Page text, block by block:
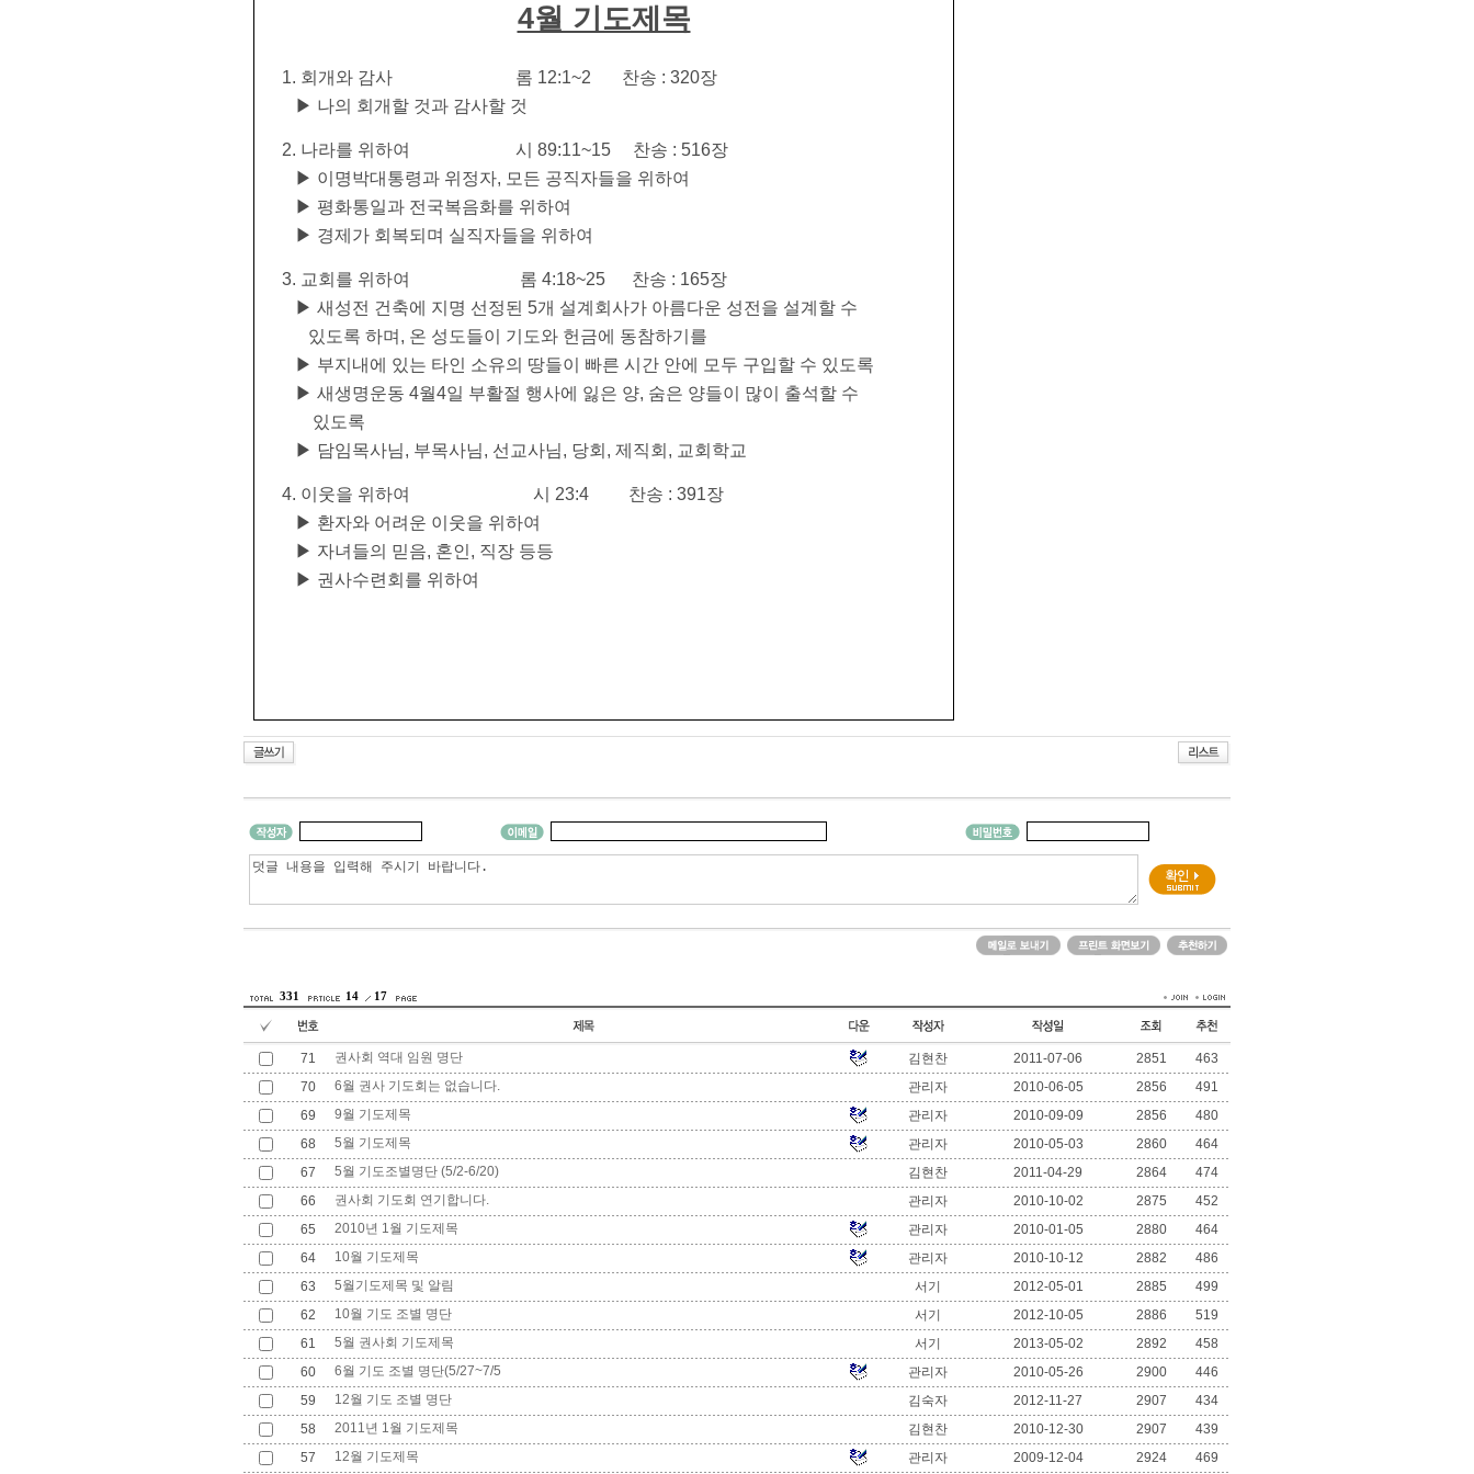
4월 기도제목
1. 회개와 감사 롬 12:1~2 찬송 : 320장
▶ 나의 회개할 것과 감사할 것
2. 나라를 위하여 시 89:11~15 찬송 : 516장
▶ 이명박대통령과 위정자, 모든 공직자들을 위하여
▶ 평화통일과 전국복음화를 위하여
▶ 경제가 회복되며 실직자들을 위하여
3. 교회를 위하여 롬 4:18~25 찬송 : 165장
▶ 새성전 건축에 지명 선정된 5개 설계회사가 아름다운 성전을 설계할 수
있도록 하며, 온 성도들이 기도와 헌금에 동참하기를
▶ 부지내에 있는 타인 소유의 땅들이 빠른 시간 안에 모두 구입할 수 있도록
▶ 새생명운동 4월4일 부활절 행사에 잃은 양, 숨은 양들이 많이 출석할 수
있도록
▶ 담임목사님, 부목사님, 선교사님, 당회, 제직회, 교회학교
4. 이웃을 위하여 시 23:4 찬송 : 391장
▶ 환자와 어려운 이웃을 위하여
▶ 자녀들의 믿음, 혼인, 직장 등등
▶ 권사수련회를 위하여
331 14 17
71 권사회 역대 임원 명단 김현찬 2011-07-06 2851
463
70
6월 권사 기도회는 없습니다. 관리자 2010-06-05 2856
491
69
9월 기도제목 관리자 2010-09-09 2856
480
68
5월 기도제목 관리자 2010-05-03 2860
464
67
5월 기도조별명단 (5/2-6/20) 김현찬 2011-04-29 2864
474
66
권사회 기도회 연기합니다. 관리자 2010-10-02 2875
452
65
2010년 1월 기도제목 관리자 2010-01-05 2880
464
64
10월 기도제목 관리자 2010-10-12 2882
486
63
5월기도제목 및 알림 서기 2012-05-01 2885
499
62
10월 기도 조별 명단 서기 2012-10-05 2886
519
61
5월 권사회 기도제목 서기 2013-05-02 2892
458
60
6월 기도 조별 명단(5/27~7/5 관리자 2010-05-26 2900
446
59
12월 기도 조별 명단 김숙자 2012-11-27 2907
434
58
2011년 1월 기도제목 김현찬 2010-12-30 2907
439
57
12월 기도제목 관리자 2009-12-04 2924 469